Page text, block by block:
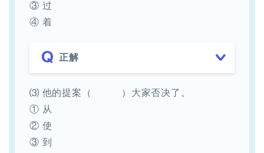
③ 过
④ 着
正解
⑶ 他的提案（ ）大家否决了。
① 从
② 使
③ 到